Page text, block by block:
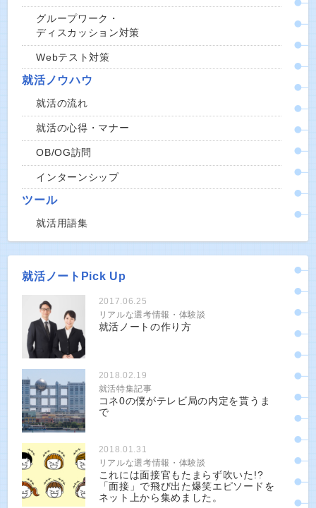
グループワーク・
ディスカッション対策
Webテスト対策
就活ノウハウ
就活の流れ
就活の心得・マナー
OB/OG訪問
インターンシップ
ツール
就活用語集
就活ノートPick Up
2017.06.25
リアルな選考情報・体験談
就活ノートの作り方
2018.02.19
就活特集記事
コネ0の僕がテレビ局の内定を貰うま
で
2018.01.31
リアルな選考情報・体験談
これには面接官もたまらず吹いた!?
「面接」で飛び出た爆笑エピソードを
ネット上から集めました。